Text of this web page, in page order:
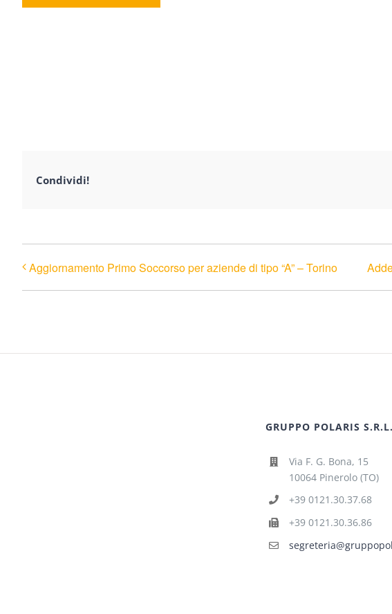
Condividi!
Aggiornamento Primo Soccorso per aziende di tipo “A” – Torino
GRUPPO POLARIS S.R.L.
Via F. G. Bona, 15
10064 Pinerolo (TO)
+39 0121.30.37.68
+39 0121.30.36.86